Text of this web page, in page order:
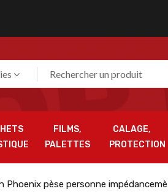
FILMS,
PALETTES
CALAGE,
PROTECTION
Phoenix pèse personne